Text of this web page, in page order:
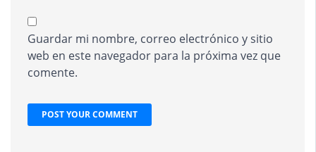
Guardar mi nombre, correo electrónico y sitio
web en este navegador para la próxima vez que
comente.